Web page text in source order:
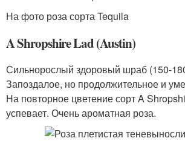
На фото роза сорта Tequila
A Shropshire Lad (Austin)
Сильнорослый здоровый шраб (150-
Запоздалое, но продолжительное и
На повторное цветение сорт A
успевает. Очень ароматная роза.